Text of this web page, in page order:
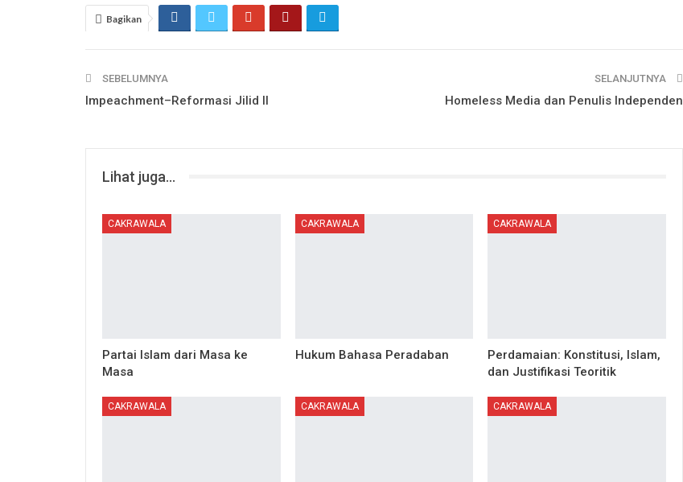
Bagikan
SEBELUMNYA
Impeachment–Reformasi Jilid II
SELANJUTNYA
Homeless Media dan Penulis Independen
Lihat juga...
CAKRAWALA
Partai Islam dari Masa ke
Masa
CAKRAWALA
Hukum Bahasa Peradaban
CAKRAWALA
Perdamaian: Konstitusi, Islam,
dan Justifikasi Teoritik
CAKRAWALA CAKRAWALA CAKRAWALA